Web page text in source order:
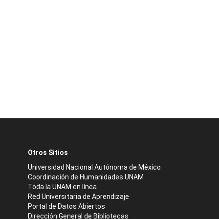
Otros Sitios
Universidad Nacional Autónoma de México
Coordinación de Humanidades UNAM
Toda la UNAM en línea
Red Universitaria de Aprendizaje
Portal de Datos Abiertos
Dirección General de Bibliotecas